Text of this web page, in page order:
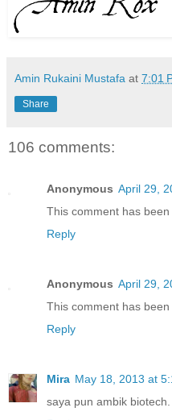
Amin Rukaini Mustafa at 7:01
Share
106 comments:
Anonymous April 29,
This comment has
Reply
Anonymous April 29,
This comment has
Reply
Mira May 18, 2013 at
saya pun ambik